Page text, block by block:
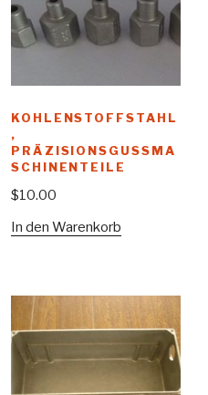
KOHLENSTOFFSTAHL
,
PRÄZISIONSGUSSMA
SCHINENTEILE
$10.00
In den Warenkorb